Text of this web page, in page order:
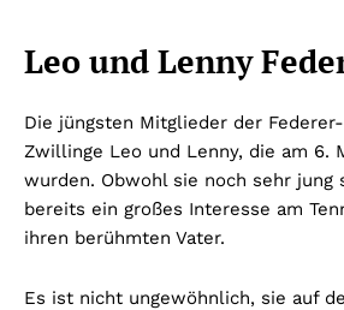
Leo und Lenny
Die jüngsten Mitglieder der
Zwillinge Leo und Lenny, die am 6.
wurden. Obwohl sie noch sehr jung
bereits ein großes Interesse am
ihren berühmten Vater.
Es ist nicht ungewöhnlich, sie auf